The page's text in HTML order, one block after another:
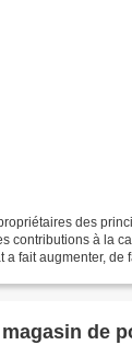
des
contributions à la
a fait augmenter, de
de